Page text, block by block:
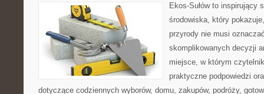
Ekos-Sułów to inspirujący
środowiska, który
przyrody nie musi
skomplikowanych decyzji
miejsce, w którym
praktyczne podpowiedzi
dotyczące codziennych wyborów, domu, zakupów, podróży,